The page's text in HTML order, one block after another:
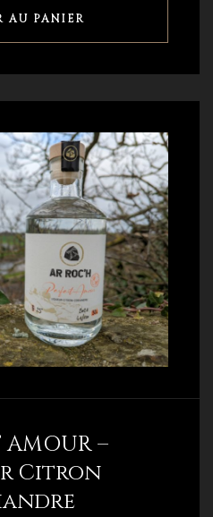
AU PANIER
AMOUR –
Citron